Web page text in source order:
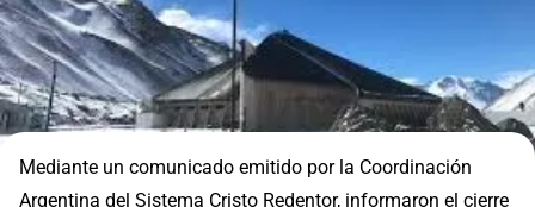
Mediante un comunicado emitido por la Coordinación
Argentina del Sistema Cristo Redentor, informaron el cierre